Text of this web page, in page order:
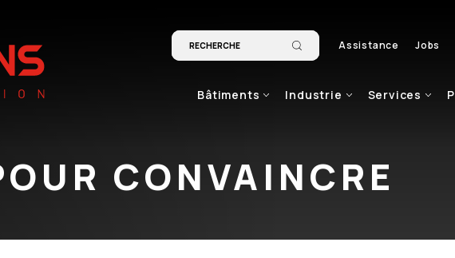
Assistance Jobs
Bâtiments Industrie Services
CONVAINCRE